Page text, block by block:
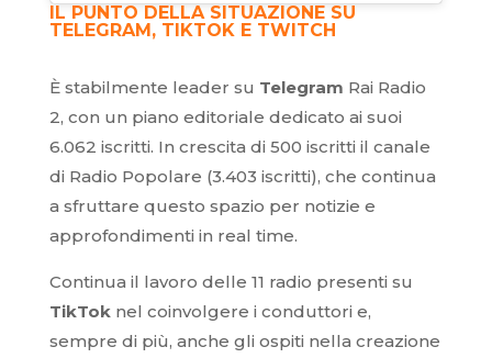
IL PUNTO DELLA SITUAZIONE SU
TELEGRAM, TIKTOK E TWITCH
È stabilmente leader su Telegram Rai Radio
2, con un piano editoriale dedicato ai suoi
6.062 iscritti. In crescita di 500 iscritti il canale
di Radio Popolare (3.403 iscritti), che continua
a sfruttare questo spazio per notizie e
approfondimenti in real time.
Continua il lavoro delle 11 radio presenti su
TikTok nel coinvolgere i conduttori e,
sempre di più, anche gli ospiti nella creazione